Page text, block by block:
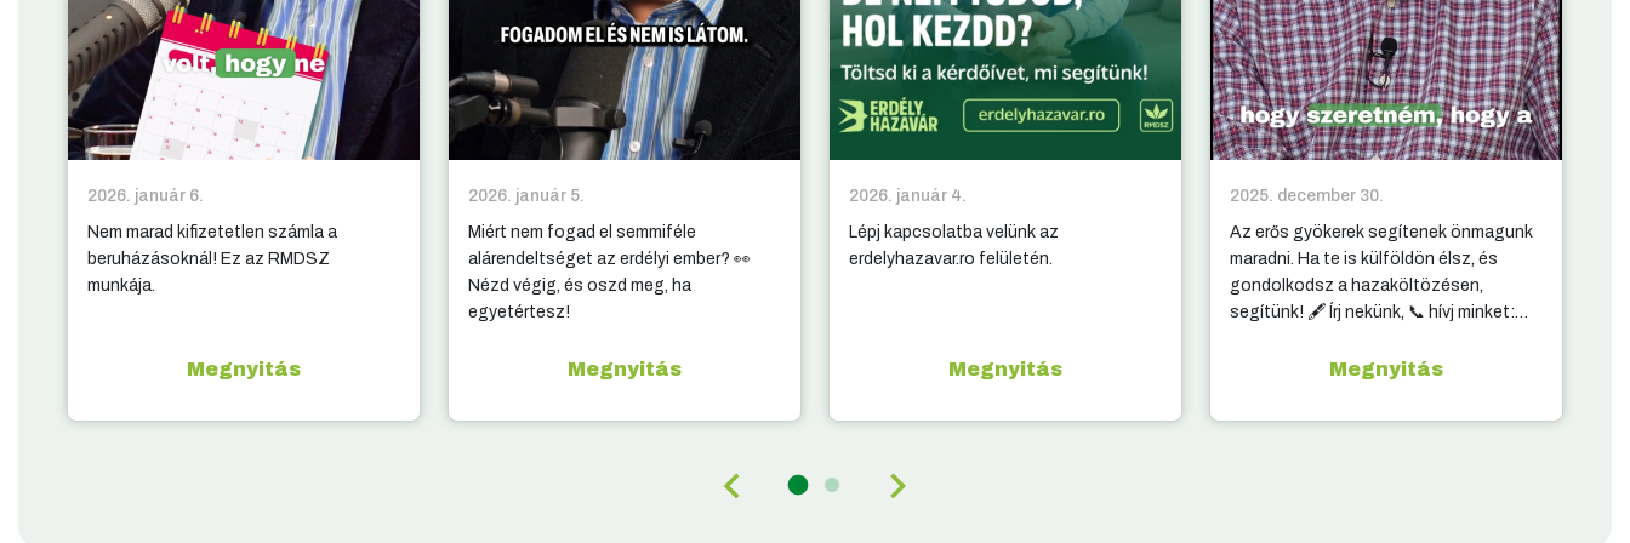
2026. január 6.
Nem marad kifizetetlen számla a
beruházásoknál! Ez az RMDSZ
munkája.
Megnyitás
2026. január 5.
Miért nem fogad el semmiféle
alárendeltséget az erdélyi ember? 👀
Nézd végig, és oszd meg, ha
egyetértesz!
Megnyitás
2026. január 4.
Lépj kapcsolatba velünk az
erdelyhazavar.ro felületén.
Megnyitás
2025. december 30.
Az erős gyökerek segítenek önmagunk
maradni. Ha te is külföldön élsz, és
gondolkodsz a hazaköltözésen,
segítünk! 🖋️ Írj nekünk, 📞 hívj minket:
Megnyitás